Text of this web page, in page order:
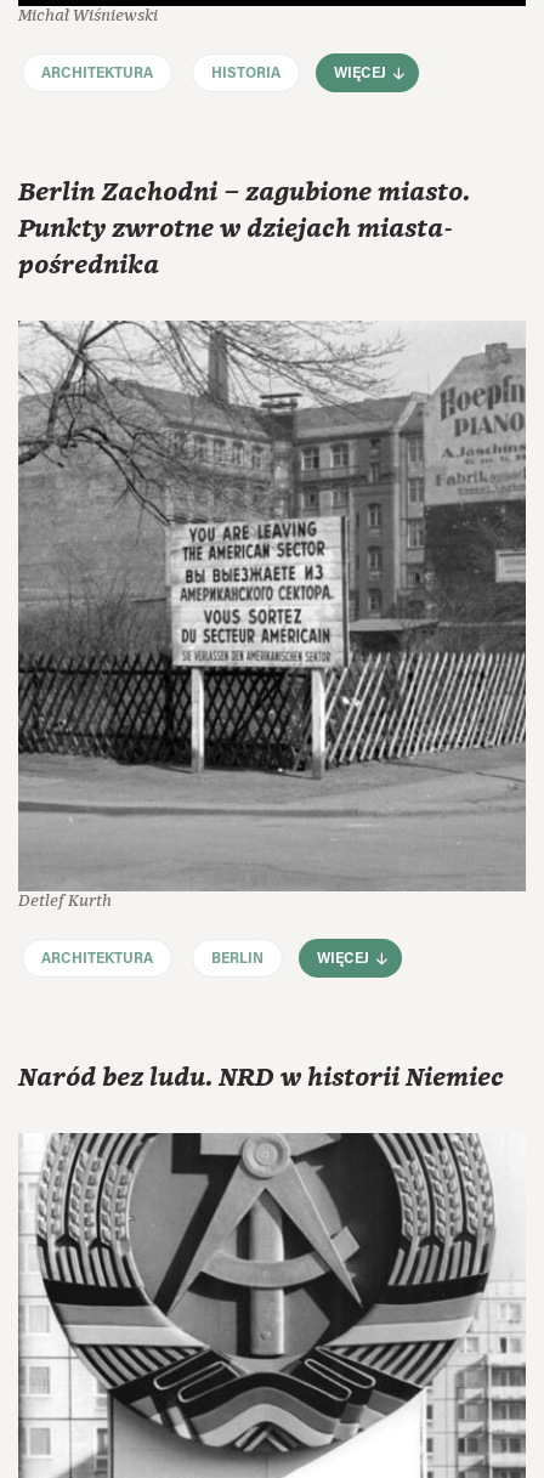
Michał Wiśniewski
ARCHITEKTURA HISTORIA WIĘCEJ
Berlin Zachodni – zagubione miasto.
Punkty zwrotne w dziejach miasta-
pośrednika
Detlef Kurth
ARCHITEKTURA BERLIN WIĘCEJ
Naród bez ludu. NRD w historii Niemiec